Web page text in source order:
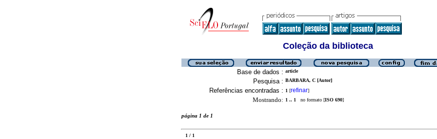
Coleção da biblioteca
Base de dados : article
Pesquisa : BARBARA, C [Autor]
Referências encontradas : 1 [refinar]
Mostrando: 1 .. 1 no formato [ISO 690]
página 1 de 1
1 / 1